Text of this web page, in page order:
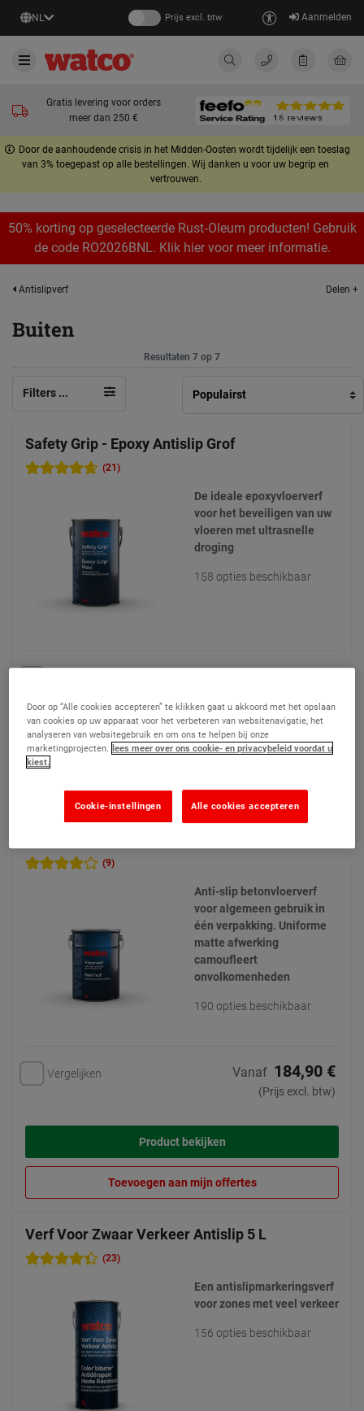
NL Prijs excl. btw Aanmelden
Gratis levering voor orders
meer dan 250 €
Door de aanhoudende crisis in het Midden-Oosten wordt tijdelijk een toeslag
van 3% toegepast op alle bestellingen. Wij danken u voor uw begrip en
vertrouwen.
50% korting op geselecteerde Rust‑Oleum producten! Gebruik
de code RO2026BNL. Klik hier voor meer informatie.
Antislipverf Delen +
Buiten
Resultaten 7 op 7
Filters ...
Safety Grip - Epoxy Antislip Grof
(21)
De ideale epoxyvloerverf
voor het beveiligen van uw
vloeren met ultrasnelle
droging
158 opties beschikbaar
Product bekijken
Toevoegen aan mijn offertes
(9)
Anti-slip betonvloerverf
voor algemeen gebruik in
één verpakking. Uniforme
matte afwerking
camoufleert
onvolkomenheden
190 opties beschikbaar
Vergelijken Vanaf 184,90 €
(Prijs excl. btw)
Product bekijken
Toevoegen aan mijn offertes
Verf Voor Zwaar Verkeer Antislip 5 L
(23)
Een antislipmarkeringsverf
voor zones met veel verkeer
156 opties beschikbaar
Door op “Alle cookies accepteren” te klikken gaat u akkoord met het opslaan
van cookies op uw apparaat voor het verbeteren van websitenavigatie, het
analyseren van websitegebruik en om ons te helpen bij onze
marketingprojecten. lees meer over ons cookie- en privacybeleid voordat u
kiest.
Alle cookies accepteren
Cookie-instellingen